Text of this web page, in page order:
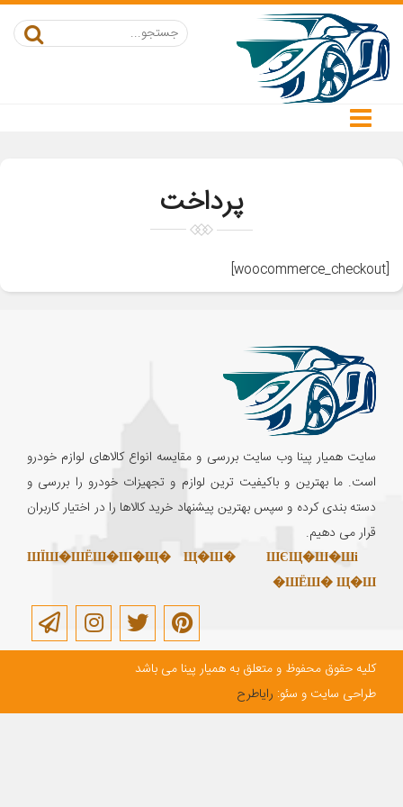
پرداخت
[woocommerce_checkout]
سایت همیار پینا وب سایت بررسی و مقایسه انواع کالاهای لوازم خودرو
است. ما بهترین و باکیفیت ترین لوازم و تجهیزات خودرو را بررسی و
دسته بندی کرده و سپس بهترین پیشنهاد خرید کالاها را در اختیار کاربران
قرار می دهیم.
ШЇШ�ШЁШ�Ш�Щ� Щ�Ш�
ШЄЩ�Ш�Ші
ШЁШ� Щ�Ш�
کلیه حقوق محفوظ و متعلق به همیار پینا می باشد
طراحی سایت و سئو: رایاطرح